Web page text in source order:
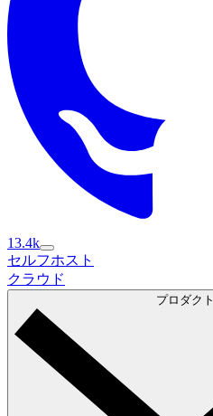
13.4k
セルフホスト
セルフホスト
クラウド
プロダクト